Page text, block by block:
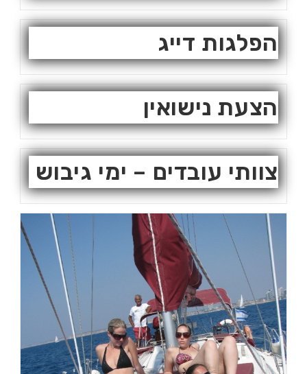
הפלגות דייג
הצעת נישואין
צוותי עובדים – ימי גיבוש